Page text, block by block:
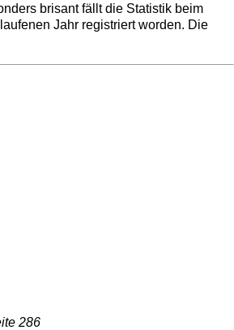
brisant fällt die Statistik beim
Jahr registriert worden. Die
286